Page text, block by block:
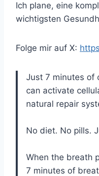
Ich plane, eine
wichtigsten
Folge mir auf X:
Just 7 minutes of
can activate
natural repair
No diet. No pills.
When the breath
7 minutes of